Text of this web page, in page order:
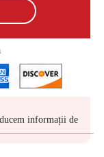
informații de